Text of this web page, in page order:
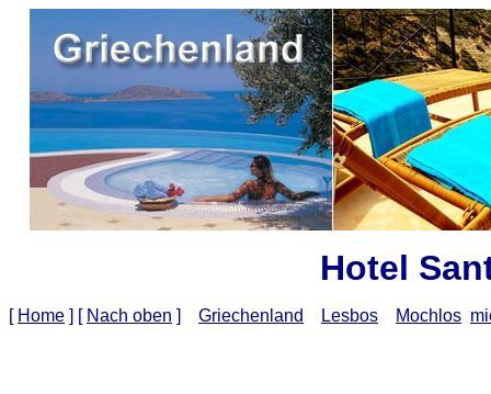
Hotel
[ Home ] [ Nach oben ] Griechenland Lesbos Mochlos